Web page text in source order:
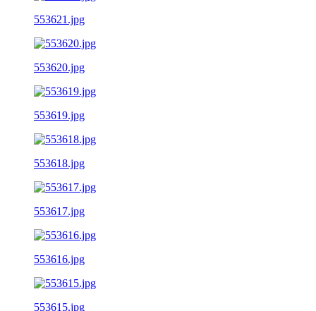
553621.jpg
553620.jpg
553619.jpg
553618.jpg
553617.jpg
553616.jpg
553615.jpg